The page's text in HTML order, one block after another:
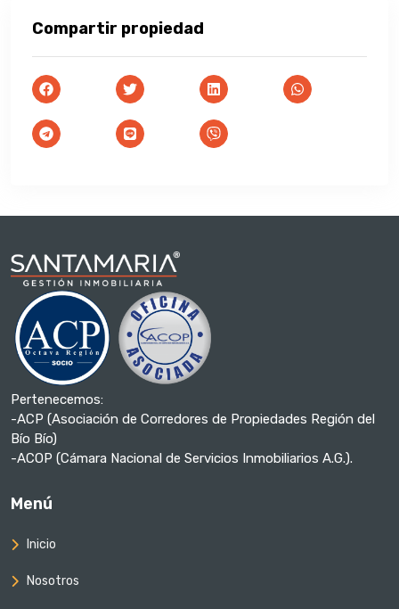
Compartir propiedad
Pertenecemos:
-ACP (Asociación de Corredores de Propiedades Región del
Bío Bío)
-ACOP (Cámara Nacional de Servicios Inmobiliarios A.G.).
Menú
Inicio
Nosotros